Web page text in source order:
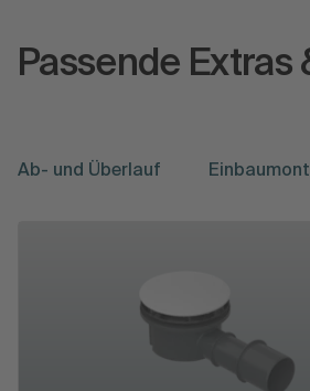
Passende Extras
Ab- und Überlauf